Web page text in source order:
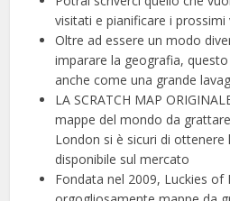
visitati e pianificare i prossimi
Oltre ad essere un modo
imparare la geografia,
anche come una grande
LA SCRATCH MAP
mappe del mondo da
London si è sicuri di ottenere
disponibile sul mercato
Fondata nel 2009, Luckies of